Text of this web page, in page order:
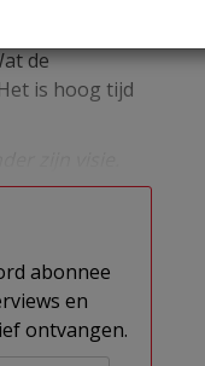
Het
de
is hoog tijd
abonnee
en
ontvangen.